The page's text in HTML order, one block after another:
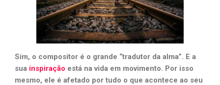
Sim, o compositor é o grande “tradutor da alma”. E a
sua inspiração está na vida em movimento. Por isso
mesmo, ele é afetado por tudo o que acontece ao seu